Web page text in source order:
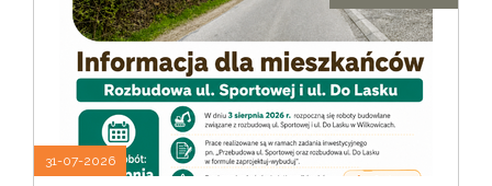
31-07-2026